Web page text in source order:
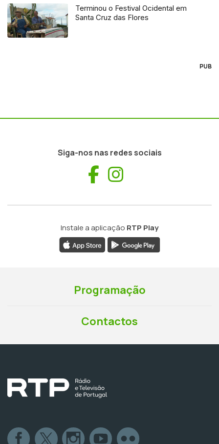
Terminou o Festival Ocidental em
Santa Cruz das Flores
PUB
Siga-nos nas redes sociais
Facebook
Instale a aplicação RTP Play
Programação
Contactos